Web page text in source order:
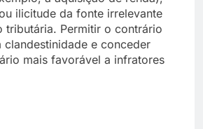
ilicitude da fonte irrelevante
tributária. Permitir o contrário
clandestinidade e conceder
mais favorável a infratores